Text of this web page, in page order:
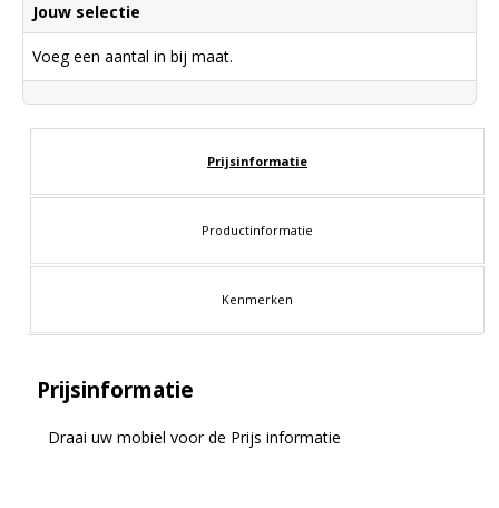
Jouw selectie
Voeg een aantal in bij maat.
Prijsinformatie
Productinformatie
Kenmerken
Prijsinformatie
Draai uw mobiel voor de Prijs informatie